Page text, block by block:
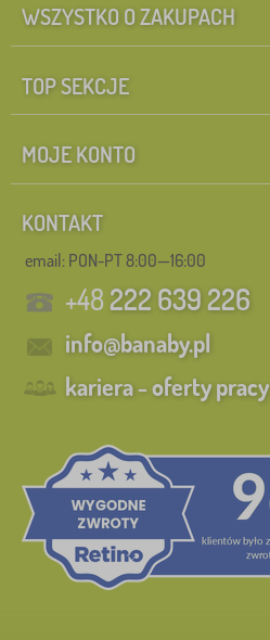
WSZYSTKO O ZAKUPACH
TOP SEKCJE
MOJE KONTO
KONTAKT
email: PON-PT 8:00—16:00
+48222 639 226
info@banaby.pl
kariera - oferty pracy